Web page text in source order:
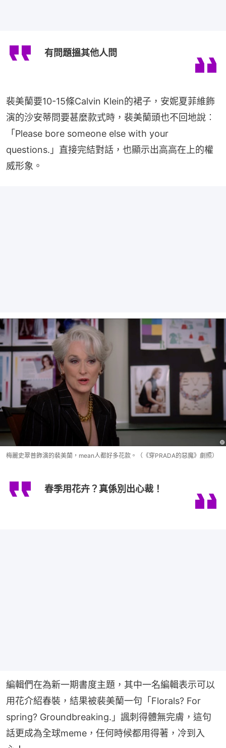
有問題搵其他人問
裴美蘭要10-15條Calvin Klein的裙子，安妮夏菲維飾
演的沙安蒂問要甚麼款式時，裴美蘭頭也不回地說︰
「Please bore someone else with your
questions.」直接完結對話，也顯示出高高在上的權
威形象。
梅麗史翠普飾演的裴美蘭，mean人都好多花款。（《穿PRADA的惡魔》劇照）
春季用花卉？真係別出心裁！
編輯們在為新一期書度主題，其中一名編輯表示可以
用花介紹春裝，結果被裴美蘭一句「Florals? For
spring? Groundbreaking.」諷刺得體無完膚，這句
話更成為全球meme，任何時候都用得著，冷到入